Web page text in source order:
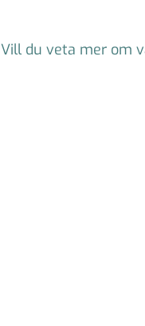
Vill du veta mer om